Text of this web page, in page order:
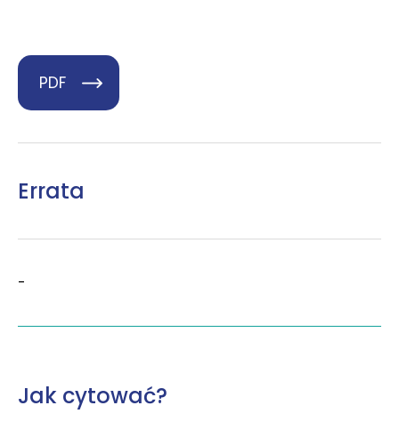
PDF
Errata
-
Jak cytować?